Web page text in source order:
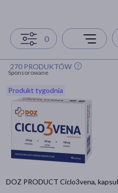
0
270 PRODUKTÓW
Sponsorowane
Produkt tygodnia
DOZ PRODUCT Ciclo3vena,